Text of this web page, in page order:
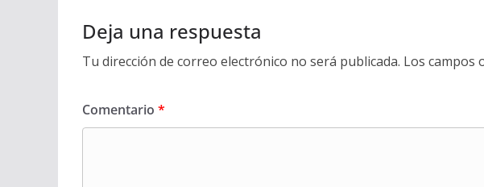
Deja una respuesta
Tu dirección de correo electrónico no será publicada. Los campos
Comentario *